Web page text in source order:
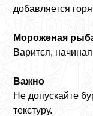
добавляется
Мороженая
Варится,
Важно
Не допускайте
текстуру.